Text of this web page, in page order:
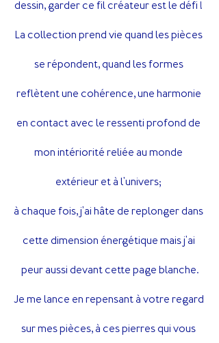
dessin, garder ce fil créateur est le défi !
La collection prend vie quand les pièces
se répondent, quand les formes
reflètent une cohérence, une harmonie
en contact avec le ressenti profond de
mon intériorité reliée au monde
extérieur et à l'univers;
à chaque fois, j'ai hâte de replonger dans
cette dimension énergétique mais j'ai
peur aussi devant cette page blanche.
Je me lance en repensant à votre regard
sur mes pièces, à ces pierres qui vous